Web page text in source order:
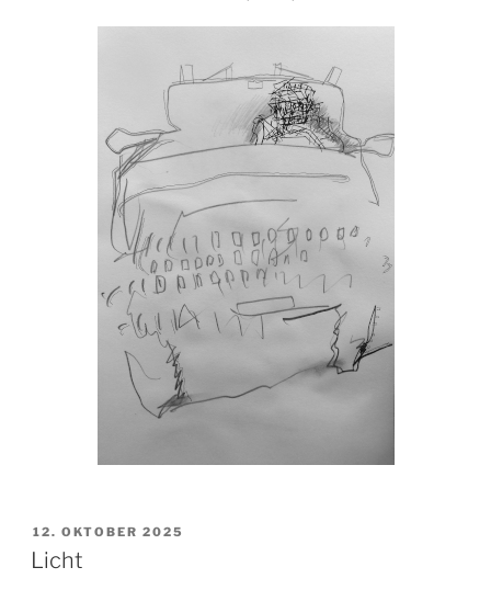
VERÖFFENTLICHT
AM
12. OKTOBER 2025
Licht